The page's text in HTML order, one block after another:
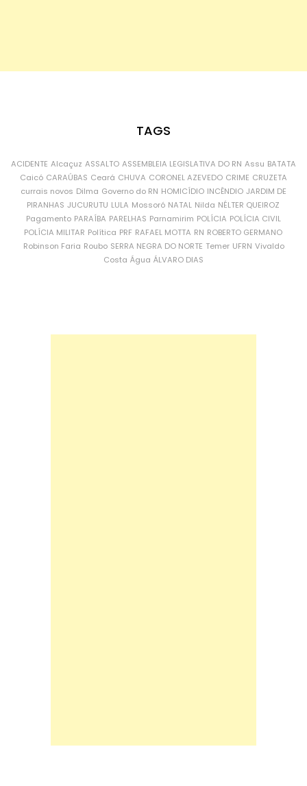
TAGS
ACIDENTE Alcaçuz ASSALTO ASSEMBLEIA LEGISLATIVA DO RN Assu BATATA
Caicó CARAÚBAS Ceará CHUVA CORONEL AZEVEDO CRIME CRUZETA
currais novos Dilma Governo do RN HOMICÍDIO INCÊNDIO JARDIM DE
PIRANHAS JUCURUTU LULA Mossoró NATAL Nilda NÉLTER QUEIROZ
Pagamento PARAÍBA PARELHAS Parnamirim POLÍCIA POLÍCIA CIVIL
POLÍCIA MILITAR Política PRF RAFAEL MOTTA RN ROBERTO GERMANO
Robinson Faria Roubo SERRA NEGRA DO NORTE Temer UFRN Vivaldo
Costa Água ÁLVARO DIAS